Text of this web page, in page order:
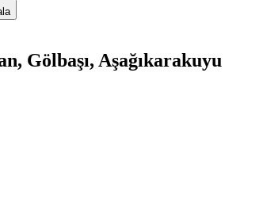
Gölbaşı, Aşağıkarakuyu